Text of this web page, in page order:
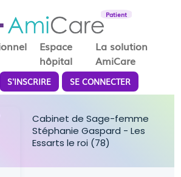
Patient
Espace
hôpital
La solution
AmiCare
S'INSCRIRE SE CONNECTER
Cabinet de Sage-femme
Stéphanie Gaspard - Les
Essarts le roi (78)